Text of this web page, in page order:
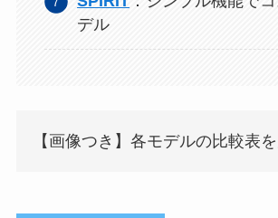
デル
【画像つき】各モデルの比較表